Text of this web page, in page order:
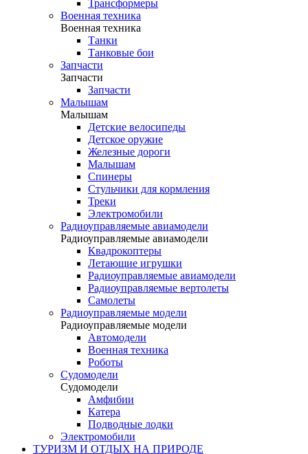
Трансформеры
Военная техника
Военная техника
Танки
Танковые бои
Запчасти
Запчасти
Запчасти
Малышам
Малышам
Детские велосипеды
Детское оружие
Железные дороги
Малышам
Спинеры
Стульчики для кормления
Треки
Электромобили
Радиоуправляемые авиамодели
Радиоуправляемые авиамодели
Квадрокоптеры
Летающие игрушки
Радиоуправляемые авиамодели
Радиоуправляемые вертолеты
Самолеты
Радиоуправляемые модели
Радиоуправляемые модели
Автомодели
Военная техника
Роботы
Судомодели
Судомодели
Амфибии
Катера
Подводные лодки
Электромобили
ТУРИЗМ И ОТДЫХ НА ПРИРОДЕ